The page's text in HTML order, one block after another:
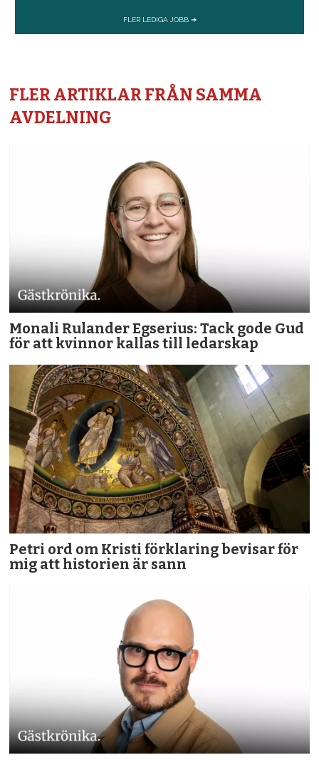
FLER ARTIKLAR FRÅN SAMMA
AVDELNING
Monali Rulander Egserius: Tack gode Gud
för att kvinnor kallas till ledarskap
Petri ord om Kristi förklaring bevisar för
mig att historien är sann